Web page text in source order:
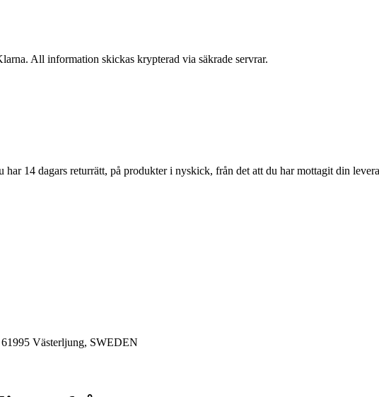
All information skickas krypterad via säkrade servrar.
14 dagars returrätt, på produkter i nyskick, från det att du har mottagit din
Västerljung, SWEDEN